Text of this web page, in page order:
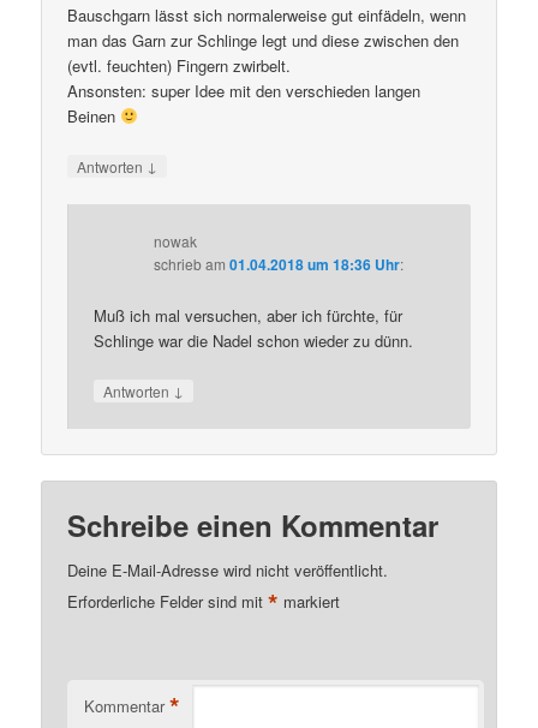
Bauschgarn lässt sich normalerweise gut einfädeln, wenn
man das Garn zur Schlinge legt und diese zwischen den
(evtl. feuchten) Fingern zwirbelt.
Ansonsten: super Idee mit den verschieden langen
Beinen
Antworten ↓
nowak
schriebam01.04.2018 um 18:36 Uhr:
Muß ich mal versuchen, aber ich fürchte, für
Schlinge war die Nadel schon wieder zu dünn.
Antworten ↓
Schreibe einen Kommentar
Deine E-Mail-Adresse wird nicht veröffentlicht.
Erforderliche Felder sind mit* markiert
Kommentar *